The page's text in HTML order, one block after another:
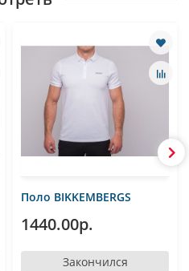
Поло BIKKEMBERGS
1440.00р.
Закончился